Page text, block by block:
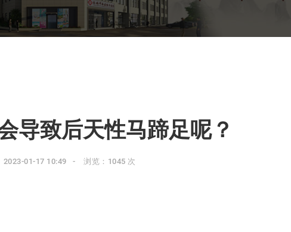
导致后天性马蹄足呢？
2023-01-17 10:49 浏览：1045 次